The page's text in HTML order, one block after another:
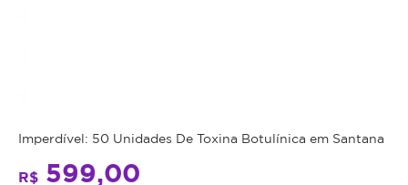
Imperdível: 50 Unidades De Toxina Botulínica em Santana
R$ 599,00